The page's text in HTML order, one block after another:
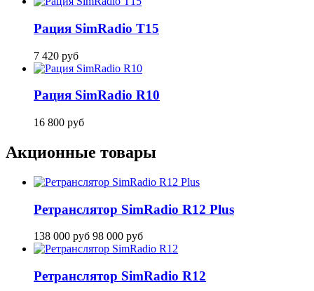
Рация SimRadio T15
7 420 руб
Рация SimRadio R10
16 800 руб
Акционные товары
Ретранслятор SimRadio R12 Plus
138 000 руб 98 000 руб
Ретранслятор SimRadio R12